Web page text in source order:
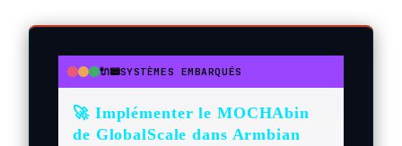
● ● ●🔌📟SYSTÈMES EMBARQUÉS
🚀 Implémenter le MOCHAbin
de GlobalScale dans Armbian